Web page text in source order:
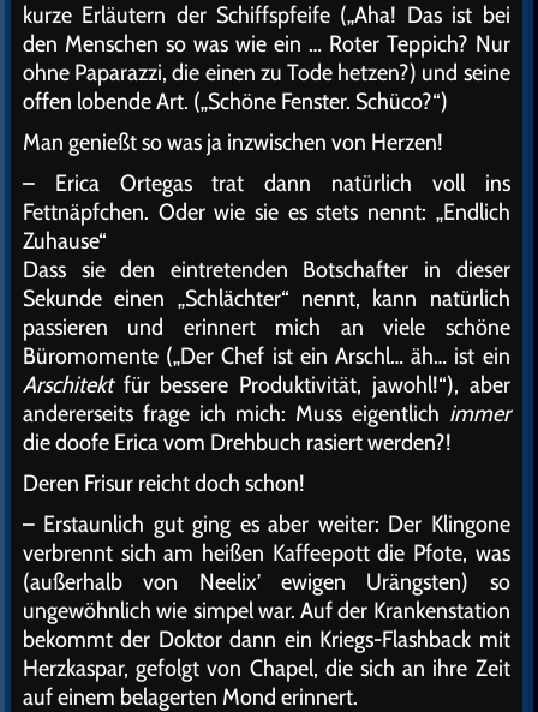
kurze Erläutern der Schiffspfeife („Aha! Das ist bei
den Menschen so was wie ein … Roter Teppich? Nur
ohne Paparazzi, die einen zu Tode hetzen?) und seine
offen lobende Art. („Schöne Fenster. Schüco?“)
Man genießt so was ja inzwischen von Herzen!
– Erica Ortegas trat dann natürlich voll ins
Fettnäpfchen. Oder wie sie es stets nennt: „Endlich
Zuhause“
Dass sie den eintretenden Botschafter in dieser
Sekunde einen „Schlächter“ nennt, kann natürlich
passieren und erinnert mich an viele schöne
Büromomente („Der Chef ist ein Arschl… äh… ist ein
Arschitektfür bessere Produktivität, jawohl!“), aber
andererseits frage ich mich: Muss eigentlich immer
die doofe Erica vom Drehbuch rasiert werden?!
Deren Frisur reicht doch schon!
– Erstaunlich gut ging es aber weiter: Der Klingone
verbrennt sich am heißen Kaffeepott die Pfote, was
(außerhalb von Neelix’ ewigen Urängsten) so
ungewöhnlich wie simpel war. Auf der Krankenstation
bekommt der Doktor dann ein Kriegs-Flashback mit
Herzkaspar, gefolgt von Chapel, die sich an ihre Zeit
auf einem belagerten Mond erinnert.